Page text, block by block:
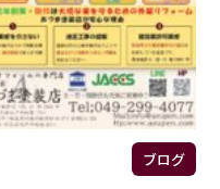
ブログ